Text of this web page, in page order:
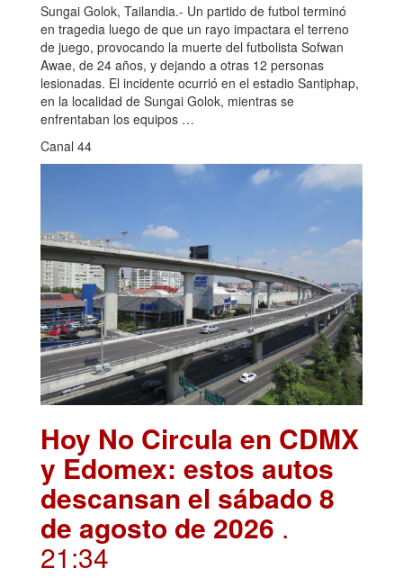
Sungai Golok, Tailandia.- Un partido de futbol terminó
en tragedia luego de que un rayo impactara el terreno
de juego, provocando la muerte del futbolista Sofwan
Awae, de 24 años, y dejando a otras 12 personas
lesionadas. El incidente ocurrió en el estadio Santiphap,
en la localidad de Sungai Golok, mientras se
enfrentaban los equipos …
Canal 44
Hoy No Circula en CDMX
y Edomex: estos autos
descansan el sábado 8
de agosto de 2026 .
21:34